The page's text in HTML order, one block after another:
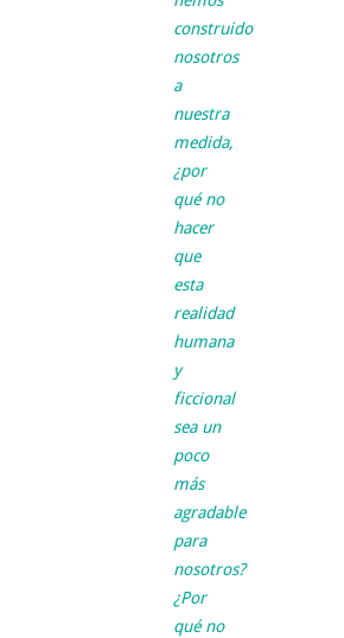
construido
nosotros
a
nuestra
medida,
¿por
qué no
hacer
que
esta
realidad
humana
y
ficcional
sea un
poco
más
agradable
para
nosotros?
¿Por
qué no